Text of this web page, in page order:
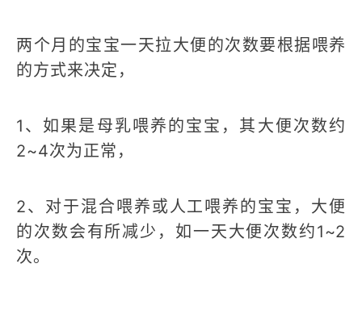
两个月的宝宝一天拉大便的次数要根据喂养
的方式来决定，
1、如果是母乳喂养的宝宝，其大便次数约
2~4次为正常，
2、对于混合喂养或人工喂养的宝宝，大便
的次数会有所减少，如一天大便次数约1~2
次。